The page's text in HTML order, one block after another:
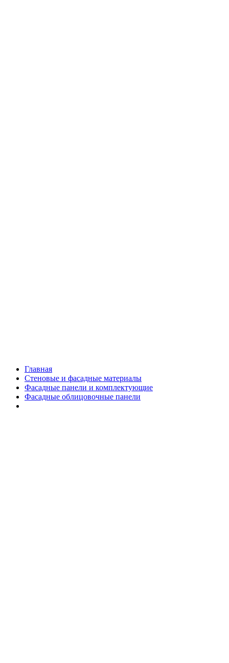
Главная
Стеновые и фасадные материалы
Фасадные панели и комплектующие
Фасадные облицовочные панели